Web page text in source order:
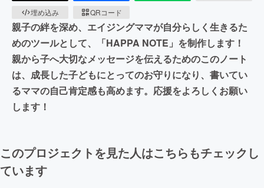
埋め込み
QRコード
親子の絆を深め、エイジングママが自分らしく生きるた
めのツールとして、「HAPPA NOTE」を制作します！
親から子へ大切なメッセージを伝えるためのこのノート
は、成長した子どもにとってのお守りになり、書いてい
るママの自己肯定感も高めます。応援をよろしくお願い
します！
このプロジェクトを見た人はこちらもチェックし
ています